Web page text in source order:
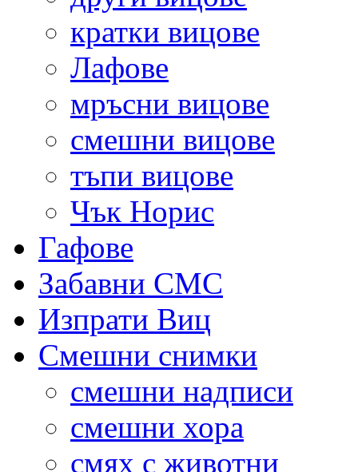
кратки вицове
Лафове
мръсни вицове
смешни вицове
тъпи вицове
Чък Норис
Гафове
Забавни СМС
Изпрати Виц
Смешни снимки
смешни надписи
смешни хора
смях с животни